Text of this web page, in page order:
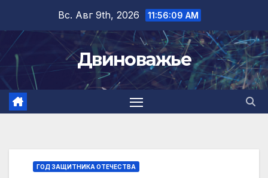
содержимому
Вс. Авг 9th, 2026 11:56:10 AM
Двиноважье
ГОД ЗАЩИТНИКА ОТЕЧЕСТВА